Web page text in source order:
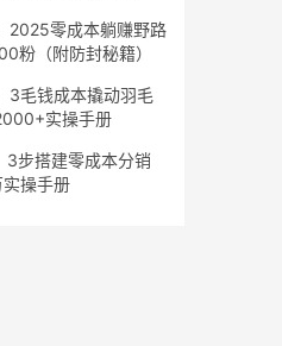
2025零成本躺赚野路
粉（附防封秘籍）
3毛钱成本撬动羽毛
实操手册
3步搭建零成本分销
操手册